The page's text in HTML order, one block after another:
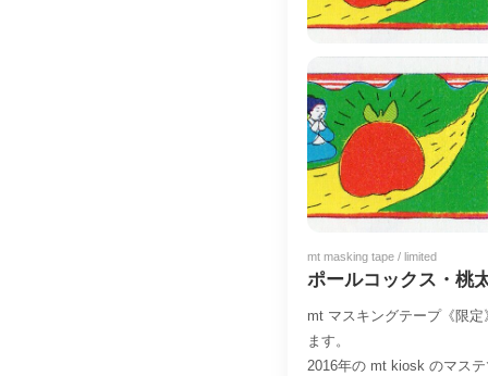
mt masking tape / limited
ポールコックス・桃
mt マスキングテープ《限
ます。
2016年の mt kiosk のマス